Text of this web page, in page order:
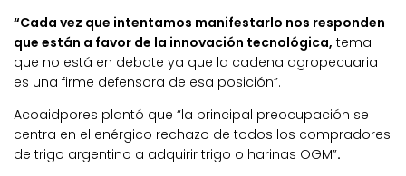
“Cada vez que intentamos manifestarlo nos responden
que están a favor de la innovación tecnológica, tema
que no está en debate ya que la cadena agropecuaria
es una firme defensora de esa posición”.
Acoaidpores plantó que “la principal preocupación se
centra en el enérgico rechazo de todos los compradores
de trigo argentino a adquirir trigo o harinas OGM”.